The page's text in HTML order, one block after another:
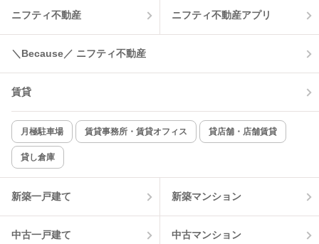
ニフティ不動産 ニフティ不動産アプリ
＼Because／ ニフティ不動産
賃貸
月極駐車場 賃貸事務所・賃貸オフィス 貸店舗・店舗賃貸
貸し倉庫
新築一戸建て 新築マンション
中古一戸建て 中古マンション